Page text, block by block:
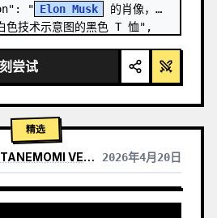
"
Elon Musk
的肖像，面
色技术示意图的黑色 T 恤",
示红色的 '{argument
尝试
精选
VER2.0 2026年4月20日